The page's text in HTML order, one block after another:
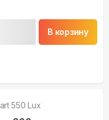
В корзину
550 Lux